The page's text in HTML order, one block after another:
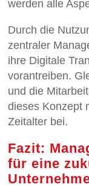
werden alle
Durch die
zentraler
ihre Digitale
vorantreiben.
und die
dieses Konzept
Zeitalter bei.
Fazit:
für eine